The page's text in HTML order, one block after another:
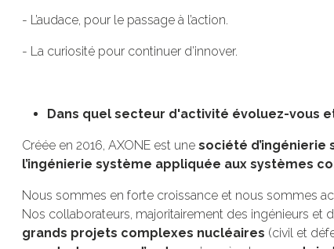
- L’audace, pour le passage à l’action.
- La curiosité pour continuer d’innover.
Dans quel secteur d'activité évoluez-vous
Créée en 2016, AXONE est une société d’ingénierie
l’ingénierie système appliquée aux systèmes
Nous sommes en forte croissance et nous sommes
Nos collaborateurs, majoritairement des ingénieurs et
grands projets complexes nucléaires (civil et